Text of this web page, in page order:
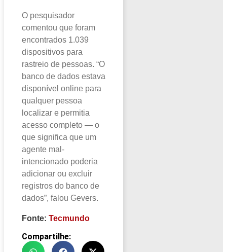
O pesquisador
comentou que foram
encontrados 1.039
dispositivos para
rastreio de pessoas. “O
banco de dados estava
disponível online para
qualquer pessoa
localizar e permitia
acesso completo — o
que significa que um
agente mal-
intencionado poderia
adicionar ou excluir
registros do banco de
dados”, falou Gevers.
Fonte: Tecmundo
Compartilhe: